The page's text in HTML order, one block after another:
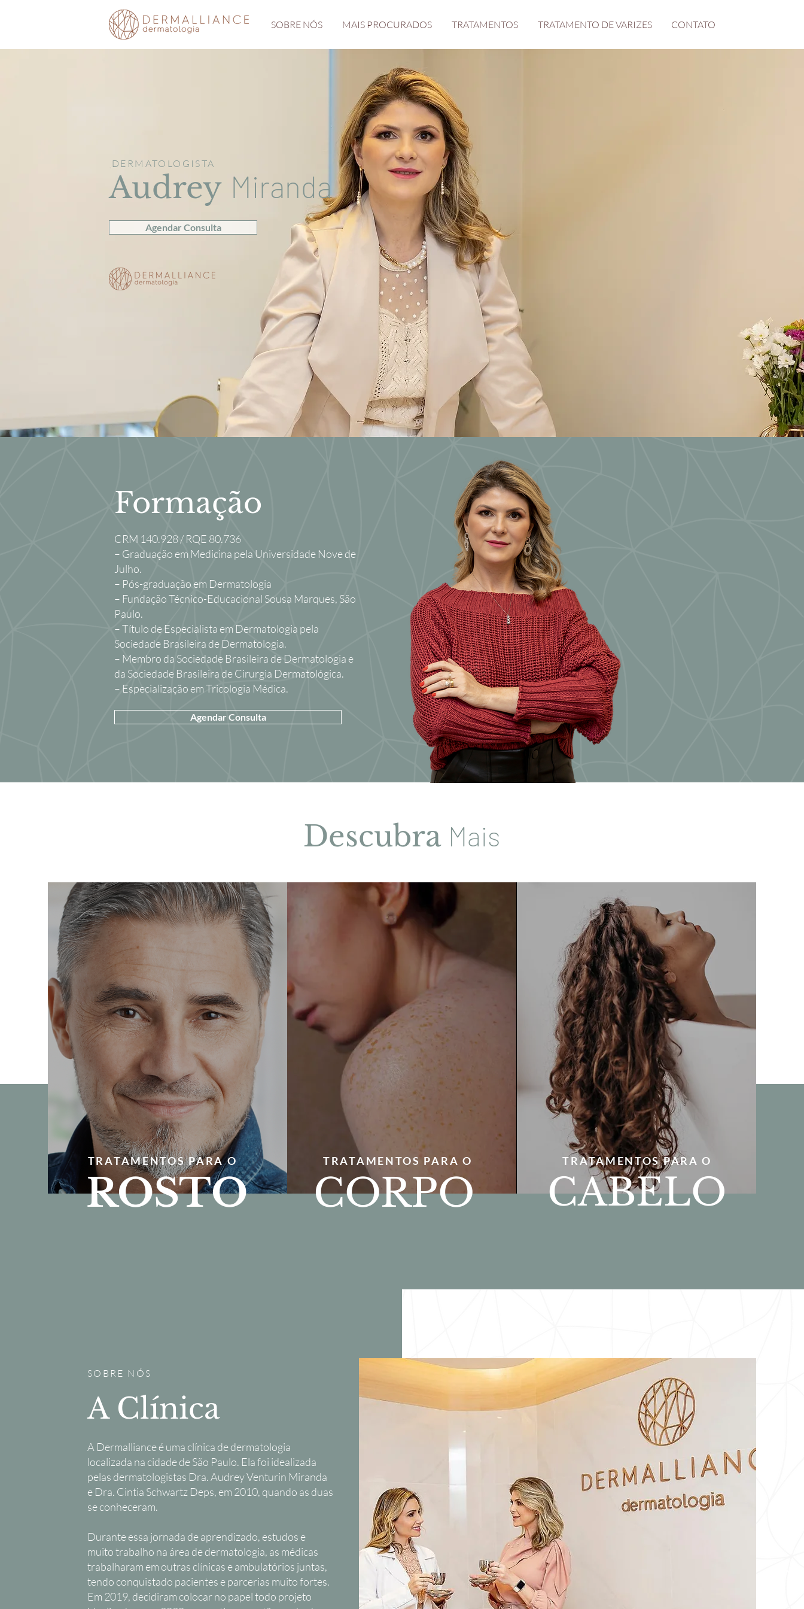
SOBRE NÓS MAIS PROCURADOS TRATAMENTOS TRATAMENTO DE VARIZES CONTATO
Audrey Miranda
DERMATOLOGISTA
Agendar Consulta
Formação
CRM 140.928 / RQE 80.736
– Graduação em Medicina pela Universidade Nove de
Julho.
– Pós-graduação em Dermatologia
– Fundação Técnico-Educacional Sousa Marques, São
Paulo.
– Título de Especialista em Dermatologia pela
Sociedade Brasileira de Dermatologia.
– Membro da Sociedade Brasileira de Dermatologia e
da Sociedade Brasileira de Cirurgia Dermatológica.
– Especialização em Tricologia Médica.
Agendar Consulta
Descubra Mais
TRATAMENTOS PARA O
ROSTO
TRATAMENTOS PARA O
CORPO
TRATAMENTOS PARA O
CABELO
SOBRE NÓS
A Clínica
A Dermalliance é uma clínica de dermatologia
localizada na cidade de São Paulo. Ela foi idealizada
pelas dermatologistas Dra. Audrey Venturin Miranda
e Dra. Cintia Schwartz Deps, em 2010, quando as duas
se conheceram.
Durante essa jornada de aprendizado, estudos e
muito trabalho na área de dermatologia, as médicas
trabalharam em outras clínicas e ambulatórios juntas,
tendo conquistado pacientes e parcerias muito fortes.
Em 2019, decidiram colocar no papel todo projeto